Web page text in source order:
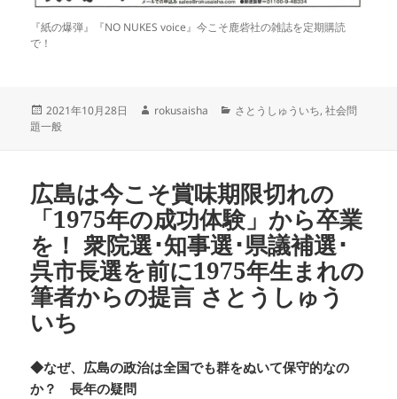
『紙の爆弾』『NO NUKES voice』今こそ鹿砦社の雑誌を定期購読
で！
投
稿
2021年10月28日
作
rokusaisha
カ
さとうしゅういち,社会問
題一般
広島は今こそ賞味期限切れの
「1975年の成功体験」から卒業
を！ 衆院選･知事選･県議補選･
呉市長選を前に1975年生まれの
筆者からの提言 さとうしゅう
いち
◆なぜ、広島の政治は全国でも群をぬいて保守的なの
か？ 長年の疑問